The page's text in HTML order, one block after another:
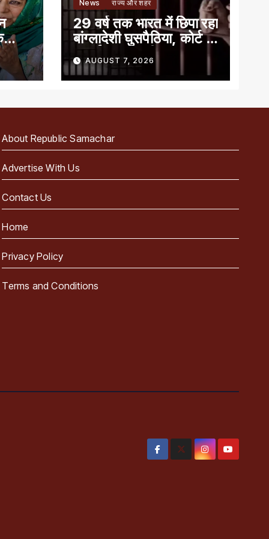
News राज्य और शहर
29 वर्ष तक भारत में छिपा रहा
बांग्लादेशी घुसपैठिया, कोर्ट ने
सुनाई 7 साल की सजा
AUGUST 7, 2026
About Republic Samachar
Advertise With Us
Contact Us
Home
Privacy Policy
Terms and Conditions